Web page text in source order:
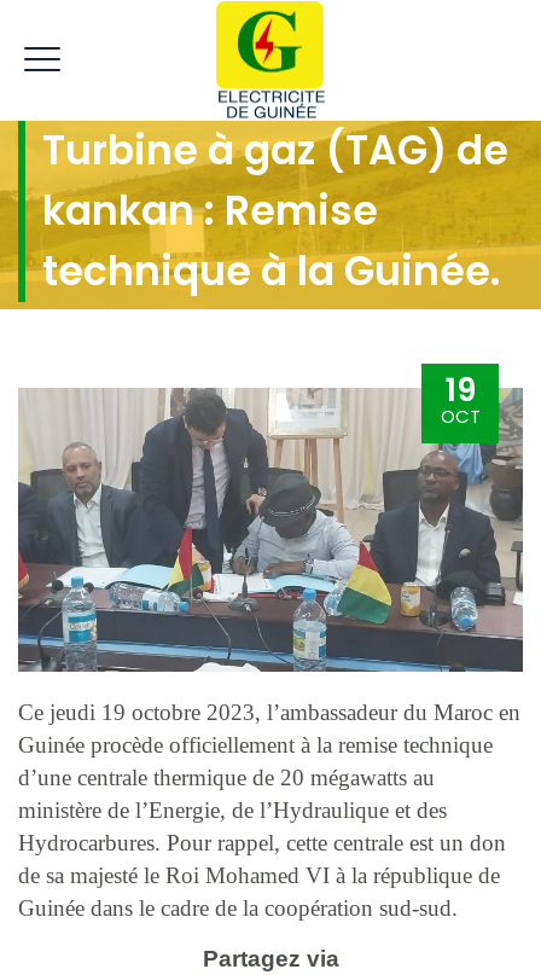
Turbine à gaz (TAG) de
kankan : Remise
technique à la Guinée.
19
OCT
Ce jeudi 19 octobre 2023, l’ambassadeur du Maroc en
Guinée procède officiellement à la remise technique
d’une centrale thermique de 20 mégawatts au
ministère de l’Energie, de l’Hydraulique et des
Hydrocarbures. Pour rappel, cette centrale est un don
de sa majesté le Roi Mohamed VI à la république de
Guinée dans le cadre de la coopération sud-sud.
Partagez via